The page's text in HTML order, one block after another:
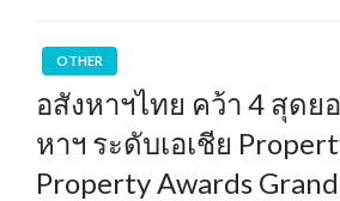
OTHER
อสังหาฯไทย คว้า 4 สุดย
หาฯ ระดับเอเชีย
Property Awards